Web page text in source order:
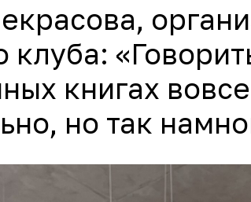
клуба:
книгах
но так